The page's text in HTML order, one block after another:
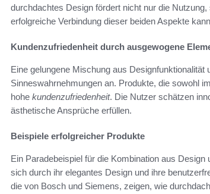
durchdachtes Design fördert nicht nur die
erfolgreiche Verbindung dieser beiden Aspekte
Kundenzufriedenheit durch ausgewogene
Eine gelungene Mischung aus
Sinneswahrnehmungen an. Produkte, die sowohl
hohe kundenzufriedenheit. Die Nutzer schätzen
ästhetische Ansprüche erfüllen.
Beispiele erfolgreicher Produkte
Ein Paradebeispiel für die Kombination aus
sich durch ihr elegantes Design und ihre
die von Bosch und Siemens, zeigen, wie